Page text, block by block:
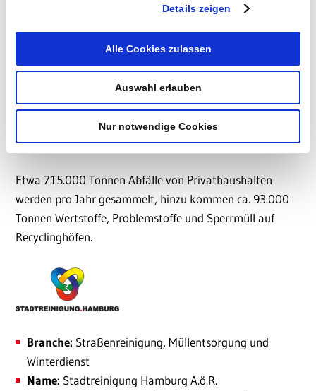
Details zeigen
Alle Cookies zulassen
Auswahl erlauben
Nur notwendige Cookies
der Grün- und Parkanlagen sowie für den
einige andere Aufgaben verantwortlich
Metropole mit knapp 2 Mio. Einwohner: innen eine
herausfordernde Aufgabe. Gemeistert wird diese mit ca.
4.300 Mitarbeitenden, die u.a. mit ca. 1.200 Fahrzeugen
wöchentlich mehr als 6.000 km Fahrbahn sowie ca.
5.700 km Gehwege reinigen.
Etwa 715.000 Tonnen Abfälle von Privathaushalten
werden pro Jahr gesammelt, hinzu kommen ca. 93.000
Tonnen Wertstoffe, Problemstoffe und Sperrmüll auf
Recyclinghöfen.
Branche: Straßenreinigung, Müllentsorgung und
Winterdienst
Name: Stadtreinigung Hamburg A.ö.R.